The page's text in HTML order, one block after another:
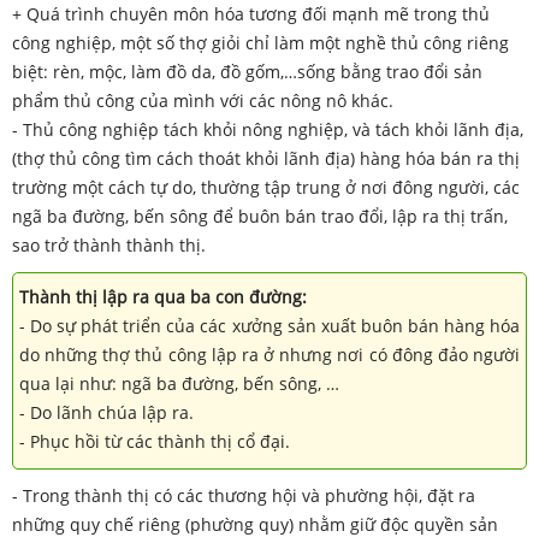
+ Quá trình chuyên môn hóa tương đối mạnh mẽ trong thủ
công nghiệp, một số thợ giỏi chỉ làm một nghề thủ công riêng
biệt: rèn, mộc, làm đồ da, đồ gốm,…sống bằng trao đổi sản
phẩm thủ công của mình với các nông nô khác.
- Thủ công nghiệp tách khỏi nông nghiệp, và tách khỏi lãnh địa,
(thợ thủ công tìm cách thoát khỏi lãnh địa) hàng hóa bán ra thị
trường một cách tự do, thường tập trung ở nơi đông người, các
ngã ba đường, bến sông để buôn bán trao đổi, lập ra thị trấn,
sao trở thành thành thị.
Thành thị lập ra qua ba con đường:
- Do sự phát triển của các xưởng sản xuất buôn bán hàng hóa
do những thợ thủ công lập ra ở nhưng nơi có đông đảo người
qua lại như: ngã ba đường, bến sông, …
- Do lãnh chúa lập ra.
- Phục hồi từ các thành thị cổ đại.
- Trong thành thị có các thương hội và phường hội, đặt ra
những quy chế riêng (phường quy) nhằm giữ độc quyền sản